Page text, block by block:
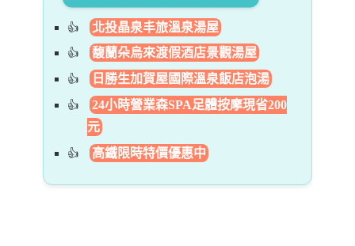
北投晶泉丰旅溫泉湯屋
馥蘭朵烏來渡假酒店景觀湯屋
日勝生加賀屋國際溫泉飯店泡湯
24小時營業森SPA足體按摩現省200
元
高鐵限時特價優惠中